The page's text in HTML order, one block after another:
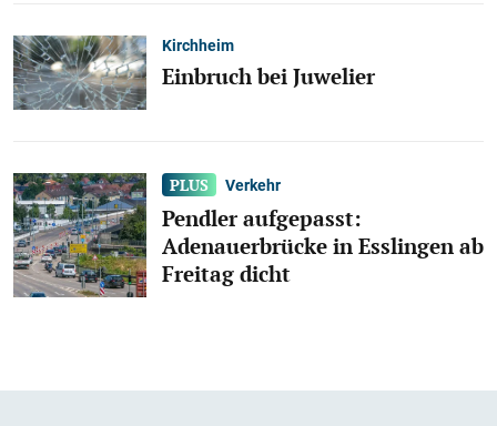
Kirchheim
Einbruch bei Juwelier
Verkehr
Pendler aufgepasst:
Adenauerbrücke in Esslingen ab
Freitag dicht